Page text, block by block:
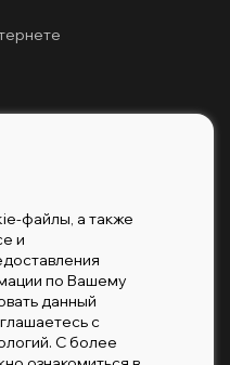
файлы, а также
и
по Вашему
данный
с
С более